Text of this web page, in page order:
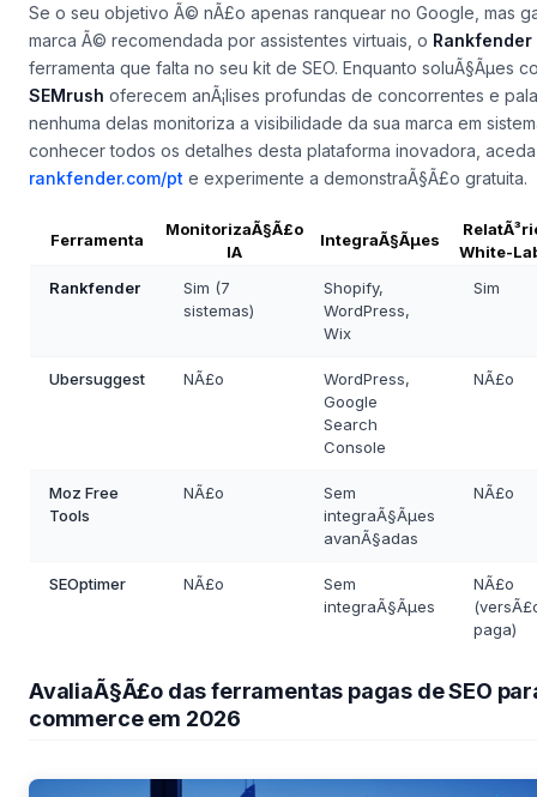
Se o seu objetivo Ã© nÃ£o apenas ranquear no Google, mas
marca Ã© recomendada por assistentes virtuais, o Rankfender
ferramenta que falta no seu kit de SEO. Enquanto soluÃ§Ãµes
SEMrush oferecem anÃ¡lises profundas de concorrentes e
nenhuma delas monitoriza a visibilidade da sua marca em
conhecer todos os detalhes desta plataforma inovadora,
rankfender.com/pt e experimente a demonstraÃ§Ã£o gratuita.
Ferramenta
MonitorizaÃ§Ã£o
IA
IntegraÃ§Ãµes
White-
Rankfender
Sim (7
sistemas)
Shopify,
WordPress,
Wix
Sim
Ubersuggest NÃ£o
WordPress,
Google
Search
Console
NÃ£o
Moz Free
Tools
NÃ£o
Sem
integraÃ§Ãµes
avanÃ§adas
NÃ£o
SEOptimer NÃ£o
Sem
integraÃ§Ãµes
NÃ£o
paga)
AvaliaÃ§Ã£o das ferramentas pagas de SEO
commerce em 2026